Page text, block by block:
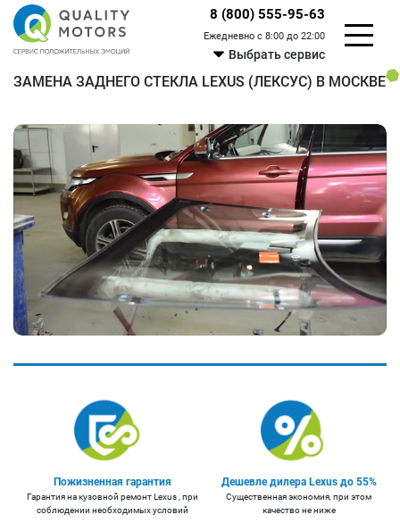
8 (800) 555-95-63
Ежедневно с 8:00 до 22:00
Выбрать сервис
ЗАМЕНА ЗАДНЕГО СТЕКЛА LEXUS (ЛЕКСУС) В МОСКВЕ
Пожизненная гарантия
Гарантия на кузовной ремонт Lexus , при
соблюдении необходимых условий
Дешевле дилера Lexus до 55%
Существенная экономия, при этом
качество не ниже